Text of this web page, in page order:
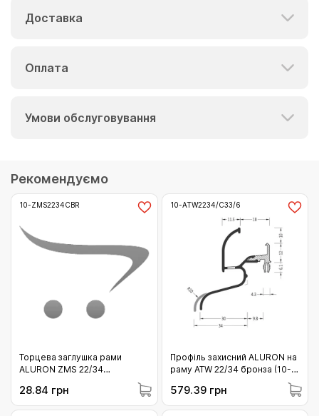
Доставка
Оплата
Умови обслуговування
Рекомендуємо
10-ZMS2234CBR
Торцева заглушка рами
ALURON ZMS 22/34
ZMS2234CBR)
28.84 грн
10-ATW2234/C33/6
Профіль захисний ALURON на
раму ATW 22/34 бронза (10-
579.39 грн